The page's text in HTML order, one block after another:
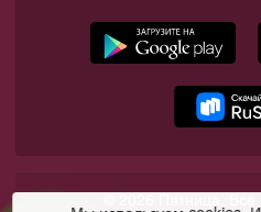
© 2026 Пятница.